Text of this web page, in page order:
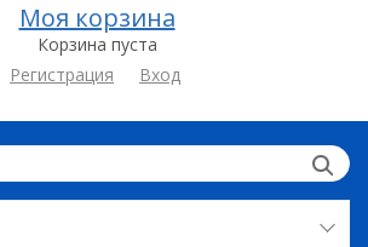
Моя корзина
Корзина пуста
Регистрация
Вход